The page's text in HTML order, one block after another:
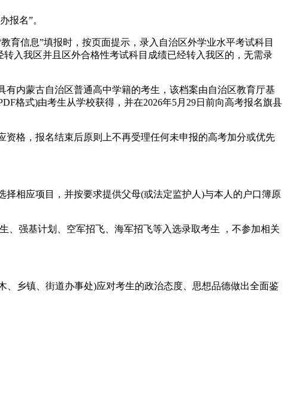
报名”。
育信息”填报时，按页面提示，录入自治区外学业水平考试科目
入我区并且区外合格性考试科目成绩已经转入我区的，无需录
内蒙古自治区普通高中学籍的考生，该档案由自治区教育厅基
格式)由考生从学校获得，并在2026年5月29日前向高考报名旗县
格，报名结束后原则上不再受理任何未申报的高考加分或优先
相应项目，并按要求提供父母(或法定监护人)与本人的户口簿原
、强基计划、空军招飞、海军招飞等入选录取考生 ，不参加相关
乡镇、街道办事处)应对考生的政治态度、思想品德做出全面鉴